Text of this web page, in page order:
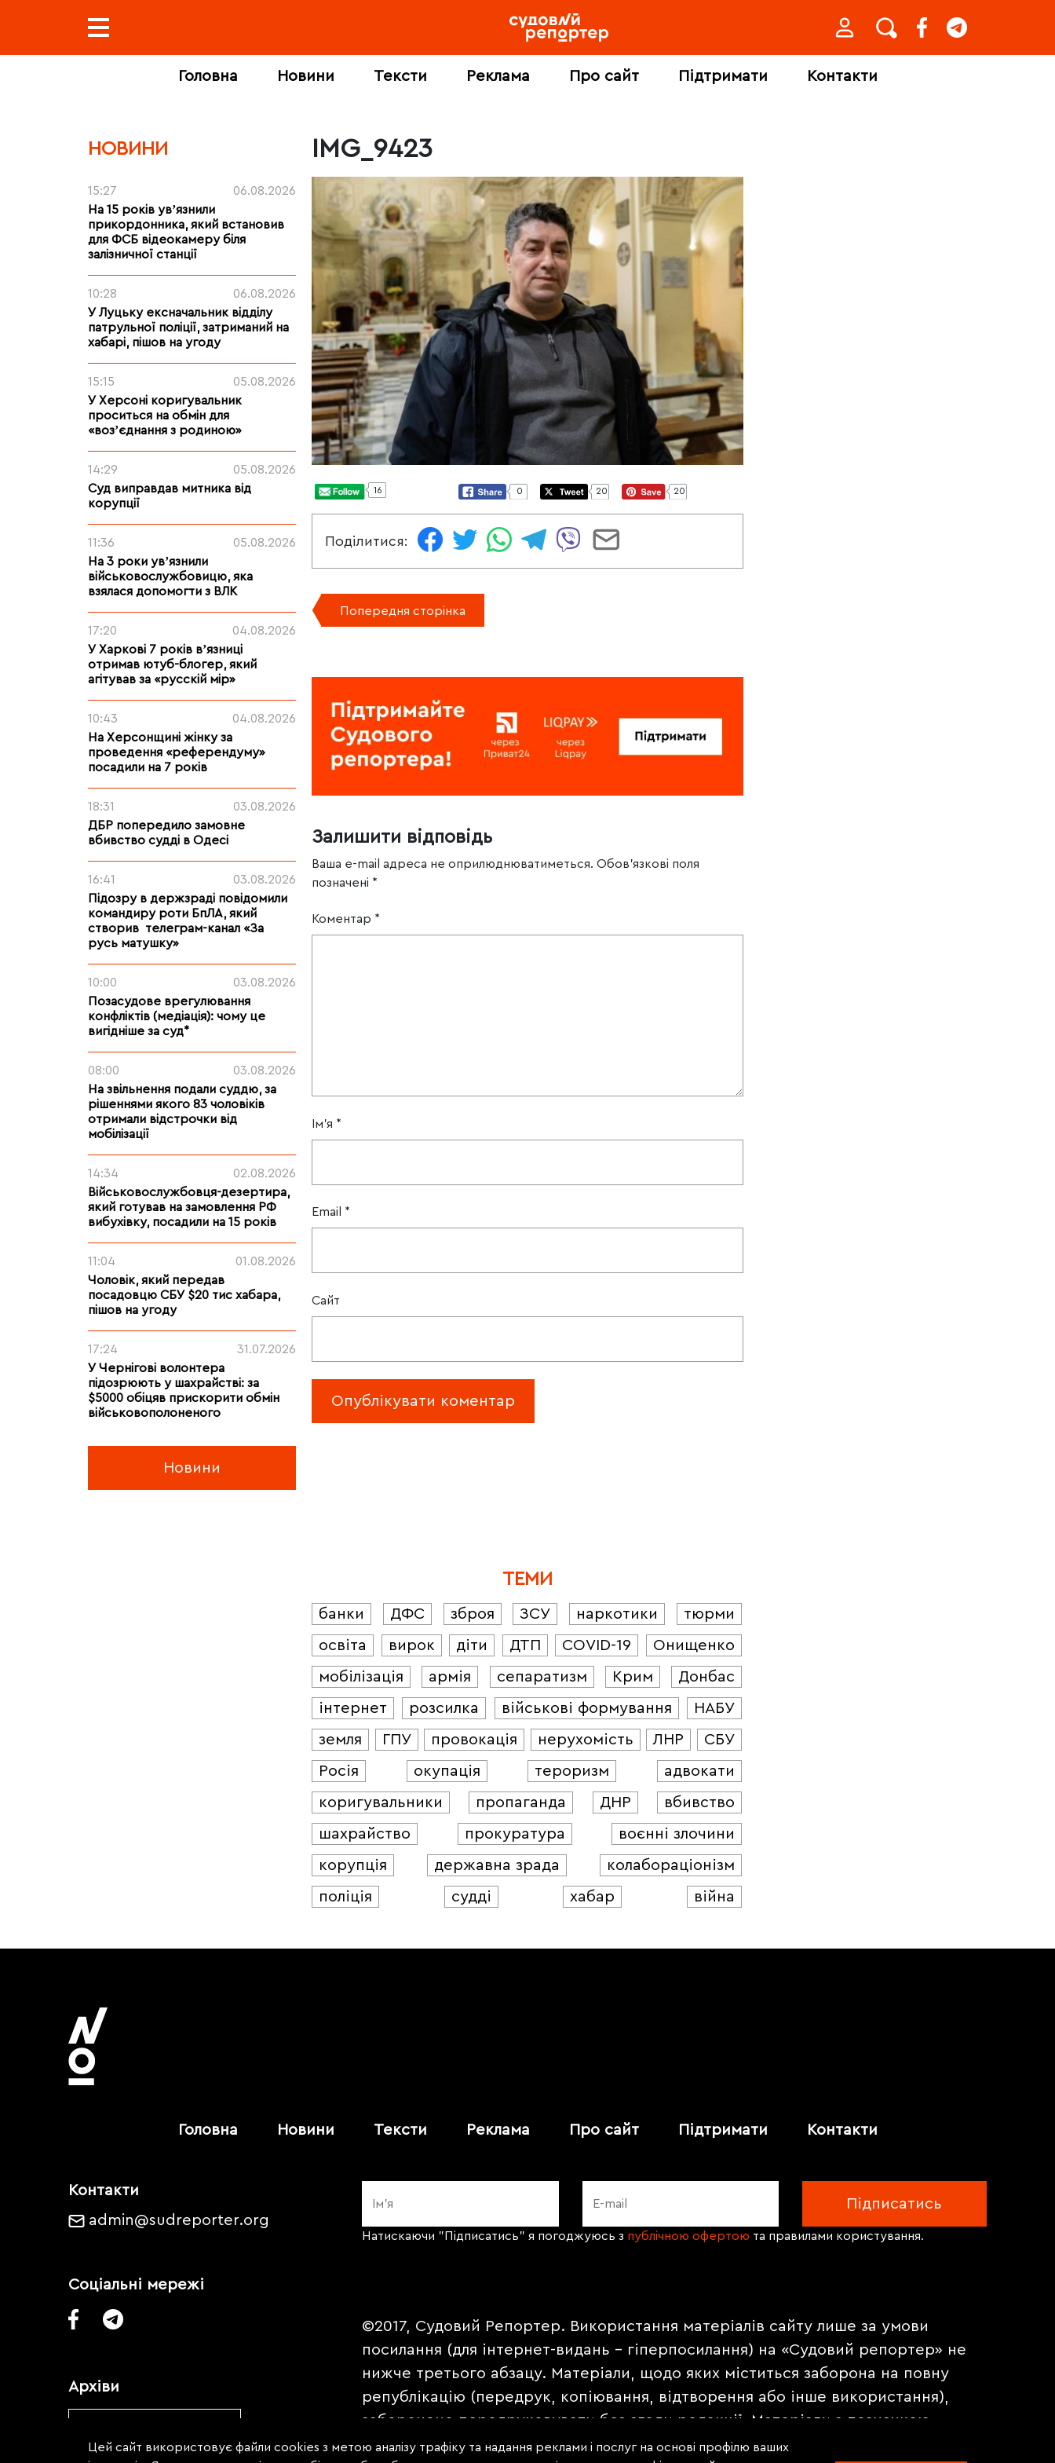
Головна Новини Тексти Реклама Про сайт Підтримати Контакти
НОВИНИ
15:27
06.08.2026
На 15 років увʼязнили
прикордонника, який встановив
для ФСБ відеокамеру біля
залізничної станції
10:28
06.08.2026
У Луцьку ексначальник відділу
патрульної поліції, затриманий на
хабарі, пішов на угоду
15:15
05.08.2026
У Херсоні коригувальник
проситься на обмін для
«возʼєднання з родиною»
14:29
05.08.2026
Суд виправдав митника від
корупції
11:36
05.08.2026
На 3 роки увʼязнили
військовослужбовицю, яка
взялася допомогти з ВЛК
17:20
04.08.2026
У Харкові 7 років вʼязниці
отримав ютуб-блогер, який
агітував за «русскій мір»
10:43
04.08.2026
На Херсонщині жінку за
проведення «референдуму»
посадили на 7 років
18:31
03.08.2026
ДБР попередило замовне
вбивство судді в Одесі
16:41
03.08.2026
Підозру в держзраді повідомили
командиру роти БпЛА, який
створив телеграм-канал «За
русь матушку»
10:00
03.08.2026
Позасудове врегулювання
конфліктів (медіація): чому це
вигідніше за суд*
08:00
03.08.2026
На звільнення подали суддю, за
рішеннями якого 83 чоловіків
отримали відстрочки від
мобілізації
14:34
02.08.2026
Військовослужбовця-дезертира,
який готував на замовлення РФ
вибухівку, посадили на 15 років
11:04
01.08.2026
Чоловік, який передав
посадовцю СБУ $20 тис хабара,
пішов на угоду
17:24
31.07.2026
У Чернігові волонтера
підозрюють у шахрайстві: за
$5000 обіцяв прискорити обмін
військовополоненого
Новини
IMG_9423
16 0 20 20
Поділитися:
Попередня сторінка
Залишити відповідь
Ваша e-mail адреса не оприлюднюватиметься. Обов’язкові поля
позначені *
Коментар *
Ім'я *
Email *
Сайт
ТЕМИ
банки ДФС зброя ЗСУ наркотики
тюрми
освіта
вирок діти ДТП COVID-19
Онищенко
мобілізація
армія сепаратизм Крим
Донбас
інтернет
розсилка військові формування
НАБУ
земля
ГПУ провокація нерухомість ЛНР
СБУ
Росія
окупація тероризм
адвокати
коригувальники
пропаганда ДНР
вбивство
шахрайство
прокуратура
воєнні злочини
корупція
державна зрада
колабораціонізм
поліція
судді хабар війна
Головна Новини Тексти Реклама Про сайт Підтримати Контакти
Контакти
admin@sudreporter.org
Соціальні мережі
Архіви
Натискаючи "Підписатись" я погоджуюсь з публічною офертою та правилами користування.
©2017, Судовий Репортер. Використання матеріалів сайту лише за умови
посилання (для інтернет-видань - гіперпосилання) на «Судовий репортер» не
нижче третього абзацу. Матеріали, щодо яких міститься заборона на повну
републікацію (передрук, копіювання, відтворення або інше використання),
заборонено передруковувати без згоди редакції. Матеріали з позначкою
PROMOTED, ЗА ПІДТРИМКИ, * публікуються на правах реклами.
Цей сайт використовує файли cookies з метою аналізу трафіку та надання реклами і послуг на основі профілю ваших